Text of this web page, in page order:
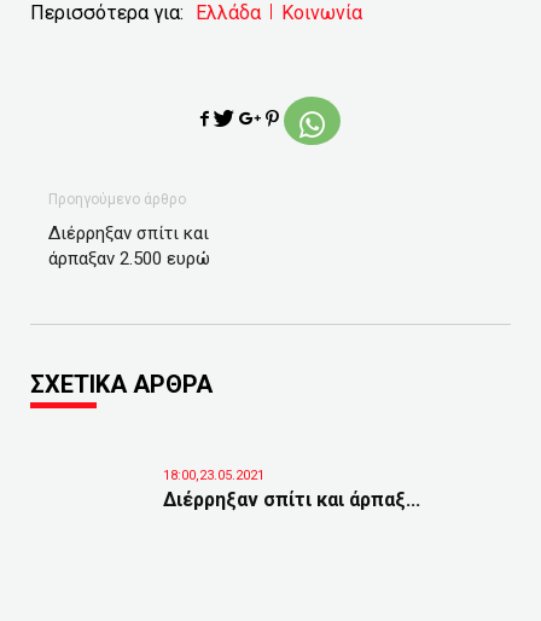
Περισσότερα για: Ελλάδα Κοινωνία
Προηγούμενο άρθρο
Διέρρηξαν σπίτι και
άρπαξαν 2.500 ευρώ
ΣΧΕΤΙΚΑ ΑΡΘΡΑ
18:00,23.05.2021
Διέρρηξαν σπίτι και άρπαξ...